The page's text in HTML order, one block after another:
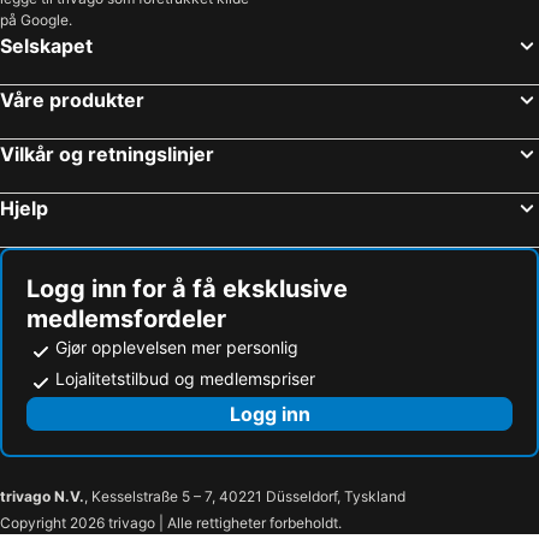
Hoteller i Gilette
Hoteller i Orcières-Merlette
Hoteller i Valberg
Hoteller i Serre Chevalier
Hoteller i Cabries
Hoteller i Puget-Théniers
Hoteller i Pégomas
på Google.
Selskapet
Våre produkter
Vilkår og retningslinjer
Hjelp
Logg inn for å få eksklusive
medlemsfordeler
Gjør opplevelsen mer personlig
Lojalitetstilbud og medlemspriser
Logg inn
trivago N.V., Kesselstraße 5 – 7, 40221 Düsseldorf, Tyskland
Copyright 2026 trivago | Alle rettigheter forbeholdt.